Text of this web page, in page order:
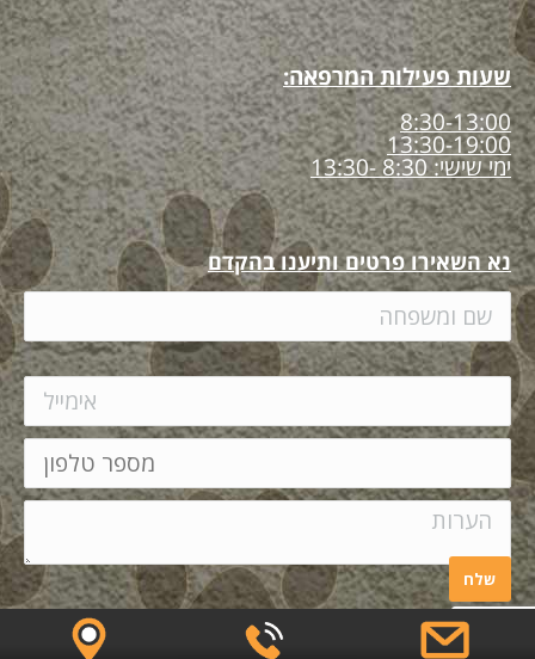
שעות פעילות המרפאה:
8:30-13:00
13:30-19:00
ימי שישי: 8:30 -13:30
נא השאירו פרטים ותיענו בהקדם